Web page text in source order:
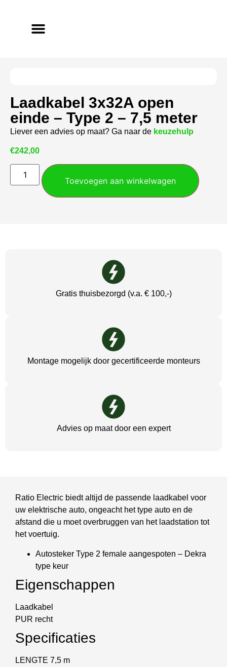
Laadkabel 3x32A open
einde – Type 2 – 7,5 meter
Liever een advies op maat? Ga naar de keuzehulp
€242,00
Toevoegen aan winkelwagen
Gratis thuisbezorgd (v.a. € 100,-)
Montage mogelijk door gecertificeerde monteurs
Advies op maat door een expert
Ratio Electric biedt altijd de passende laadkabel voor
uw elektrische auto, ongeacht het type auto en de
afstand die u moet overbruggen van het laadstation tot
het voertuig.
Autosteker Type 2 female aangespoten – Dekra
type keur
Eigenschappen
Laadkabel
PUR recht
Specificaties
LENGTE 7,5 m